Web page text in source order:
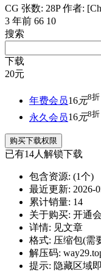
CG 张数: 28P 作者:
3 年前 66 10
搜索
下载
20元
年费会员16元8折
永久会员16元8折
购买下载权限
已有14人解锁下载
包含资源: (1个)
最近更新: 2026-
累计销量: 14
关于购买: 开通
详情: 见文章
格式: 压缩包(需
解压码:
提示: 隐藏区域